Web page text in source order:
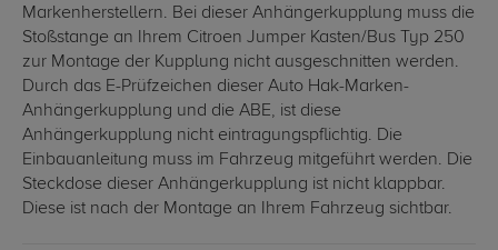
Markenherstellern. Bei dieser Anhängerkupplung muss die
Stoßstange an Ihrem Citroen Jumper Kasten/Bus Typ 250
zur Montage der Kupplung nicht ausgeschnitten werden.
Durch das E-Prüfzeichen dieser Auto Hak-Marken-
Anhängerkupplung und die ABE, ist diese
Anhängerkupplung nicht eintragungspflichtig. Die
Einbauanleitung muss im Fahrzeug mitgeführt werden. Die
Steckdose dieser Anhängerkupplung ist nicht klappbar.
Diese ist nach der Montage an Ihrem Fahrzeug sichtbar.